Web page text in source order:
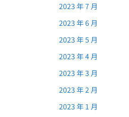
2023 年 7 月
2023 年 6 月
2023 年 5 月
2023 年 4 月
2023 年 3 月
2023 年 2 月
2023 年 1 月